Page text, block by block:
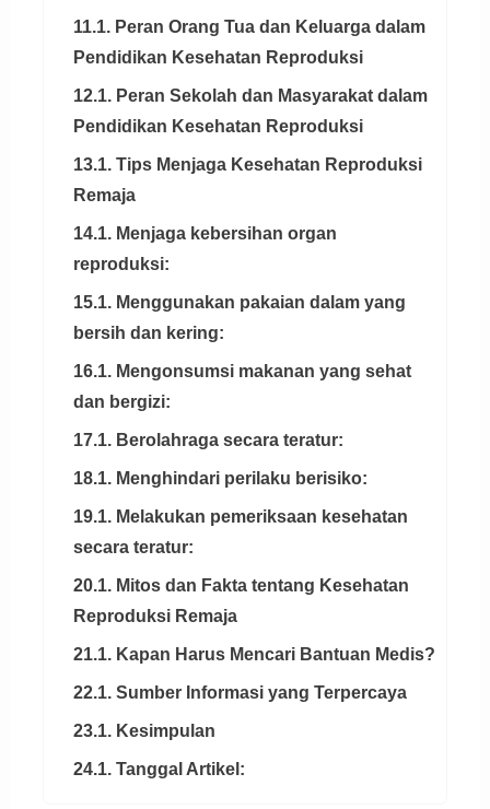
11.1. Peran Orang Tua dan Keluarga dalam
Pendidikan Kesehatan Reproduksi
12.1. Peran Sekolah dan Masyarakat dalam
Pendidikan Kesehatan Reproduksi
13.1. Tips Menjaga Kesehatan Reproduksi
Remaja
14.1. Menjaga kebersihan organ
reproduksi:
15.1. Menggunakan pakaian dalam yang
bersih dan kering:
16.1. Mengonsumsi makanan yang sehat
dan bergizi:
17.1. Berolahraga secara teratur:
18.1. Menghindari perilaku berisiko:
19.1. Melakukan pemeriksaan kesehatan
secara teratur:
20.1. Mitos dan Fakta tentang Kesehatan
Reproduksi Remaja
21.1. Kapan Harus Mencari Bantuan Medis?
22.1. Sumber Informasi yang Terpercaya
23.1. Kesimpulan
24.1. Tanggal Artikel: